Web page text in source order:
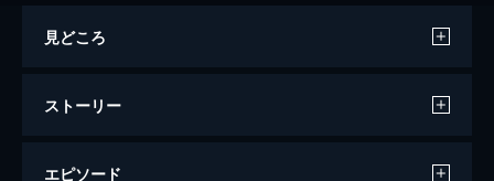
見どころ
ストーリー
エピソード